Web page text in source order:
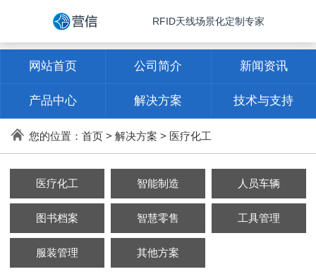
RFID天线场景化定制专家
网站首页 公司简介 新闻资讯
产品中心 解决方案 技术与支持
联系方式
您的位置： 首页> 解决方案 > 医疗化工
医疗化工 智能制造 人员车辆
图书档案 智慧零售 工具管理
服装管理 其他方案